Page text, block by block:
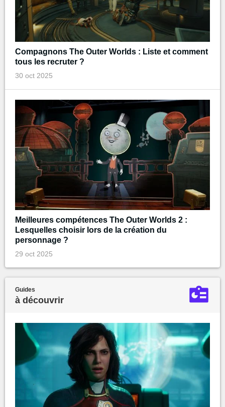
Compagnons The Outer Worlds : Liste et comment
tous les recruter ?
30 oct 2025
Meilleures compétences The Outer Worlds 2 :
Lesquelles choisir lors de la création du
personnage ?
29 oct 2025
Guides
à découvrir